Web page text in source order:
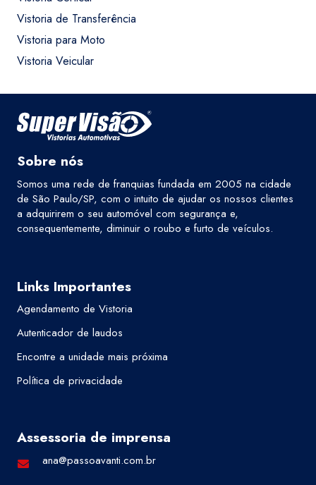
Vistoria de Transferência
Vistoria para Moto
Vistoria Veicular
Sobre nós
Somos uma rede de franquias fundada em 2005 na cidade
de São Paulo/SP, com o intuito de ajudar os nossos clientes
a adquirirem o seu automóvel com segurança e,
consequentemente, diminuir o roubo e furto de veículos.
Links Importantes
Agendamento de Vistoria
Autenticador de laudos
Encontre a unidade mais próxima
Política de privacidade
Assessoria de imprensa
ana@passoavanti.com.br